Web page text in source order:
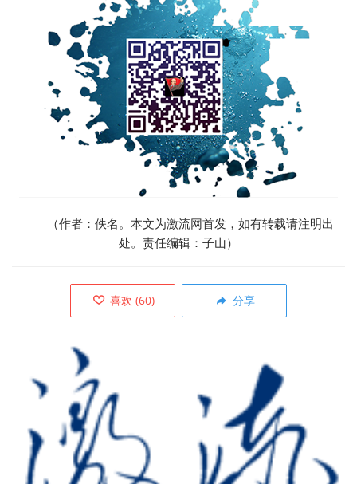
（作者：佚名。本文为激流网首发，如有转载请注明出
处。责任编辑：子山）
喜欢 (60) 分享